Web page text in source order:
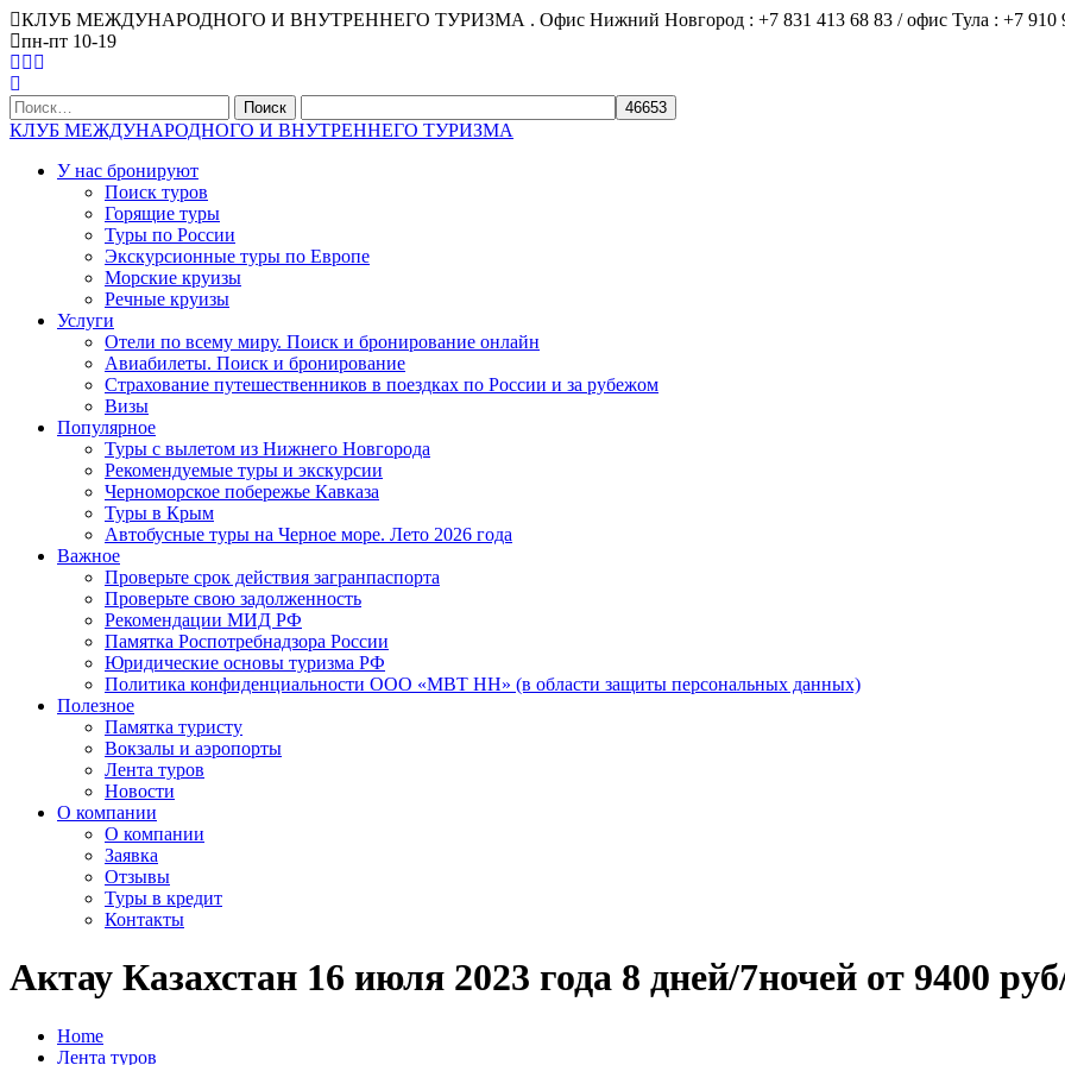
КЛУБ МЕЖДУНАРОДНОГО И ВНУТРЕННЕГО ТУРИЗМА . Офис Нижний Новгород : +7 831 413 68 83 / офис Тула : +7 910
пн-пт 10-19
Найти:
КЛУБ МЕЖДУНАРОДНОГО И ВНУТРЕННЕГО ТУРИЗМА
У нас бронируют
Поиск туров
Горящие туры
Туры по России
Экскурсионные туры по Европе
Морские круизы
Речные круизы
Услуги
Отели по всему миру. Поиск и бронирование онлайн
Авиабилеты. Поиск и бронирование
Страхование путешественников в поездках по России и за рубежом
Визы
Популярное
Туры с вылетом из Нижнего Новгорода
Рекомендуемые туры и экскурсии
Черноморское побережье Кавказа
Туры в Крым
Автобусные туры на Черное море. Лето 2026 года
Важное
Проверьте срок действия загранпаспорта
Проверьте свою задолженность
Рекомендации МИД РФ
Памятка Роспотребнадзора России
Юридические основы туризма РФ
Политика конфиденциальности ООО «МВТ НН» (в области защиты персональных данных)
Полезное
Памятка туристу
Вокзалы и аэропорты
Лента туров
Новости
О компании
О компании
Заявка
Отзывы
Туры в кредит
Контакты
Актау Казахстан 16 июля 2023 года 8 дней/7ночей от 9400
Home
Лента туров